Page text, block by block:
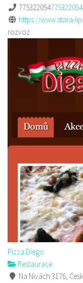
775322054775322054
https://www.stara-
rozvoz
Pizza Diego
Restaurace
Na Nivách 3176,